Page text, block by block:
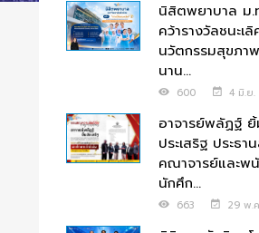
นิสิตพยาบาล ม
คว้ารางวัลชนะเลิ
นวัตกรรมสุขภา
นาน...
600 4 มิ.ย.
อาจารย์พลัฏฐ์
ประเสริฐ ประธา
คณาจารย์และพ
นักศึก...
663 29 พ.